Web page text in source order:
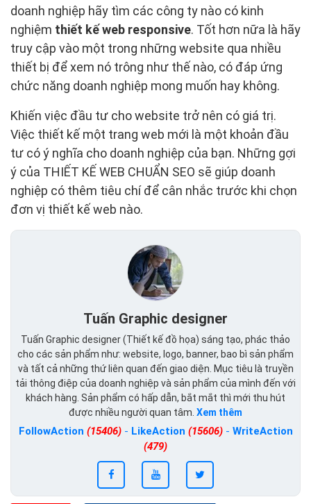
doanh nghiệp hãy tìm các công ty nào có kinh
nghiệm thiết kế web responsive. Tốt hơn nữa là hãy
truy cập vào một trong những website qua nhiều
thiết bị để xem nó trông như thế nào, có đáp ứng
chức năng doanh nghiệp mong muốn hay không.
Khiến việc đầu tư cho website trở nên có giá trị.
Việc thiết kế một trang web mới là một khoản đầu
tư có ý nghĩa cho doanh nghiệp của bạn. Những gợi
ý của THIẾT KẾ WEB CHUẨN SEO sẽ giúp doanh
nghiệp có thêm tiêu chí để cân nhắc trước khi chọn
đơn vị thiết kế web nào.
Tuấn Graphic designer
Tuấn Graphic designer (Thiết kế đồ họa) sáng tạo, phác thảo
cho các sản phẩm như: website, logo, banner, bao bì sản phẩm
và tất cả những thứ liên quan đến giao diện. Mục tiêu là truyền
tải thông điệp của doanh nghiệp và sản phẩm của mình đến với
khách hàng. Sản phẩm có hấp dẫn, bắt mắt thì mới thu hút
được nhiều người quan tâm. Xem thêm
FollowAction (15406)- LikeAction (15606)- WriteAction
(479)